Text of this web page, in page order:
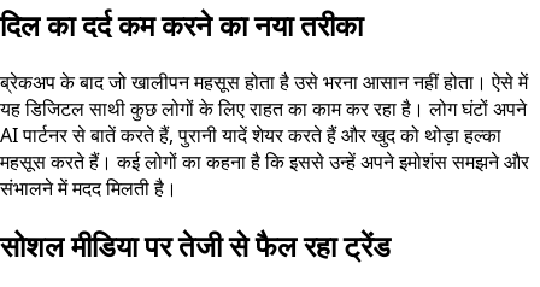
दिल का दर्द कम करने का नया तरीका
ब्रेकअप के बाद जो खालीपन महसूस होता है उसे भरना आसान नहीं होता। ऐसे में
यह डिजिटल साथी कुछ लोगों के लिए राहत का काम कर रहा है। लोग घंटों अपने
AI पार्टनर से बातें करते हैं, पुरानी यादें शेयर करते हैं और खुद को थोड़ा हल्का
महसूस करते हैं। कई लोगों का कहना है कि इससे उन्हें अपने इमोशंस समझने और
संभालने में मदद मिलती है।
सोशल मीडिया पर तेजी से फैल रहा ट्रेंड